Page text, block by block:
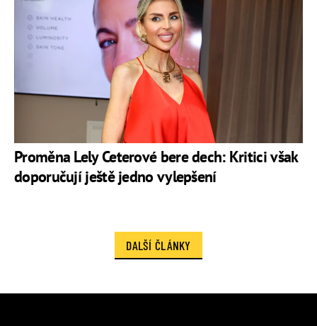
Proměna Lely Ceterové bere dech: Kritici však
doporučují ještě jedno vylepšení
DALŠÍ ČLÁNKY